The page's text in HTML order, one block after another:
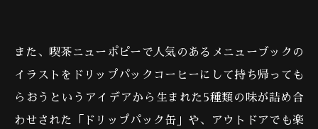
また、喫茶ニューポピーで人気のあるメニューブックの
イラストをドリップパックコーヒーにして持ち帰っても
らおうというアイデアから生まれた5種類の味が詰め合
わせされた「ドリップパック缶」や、アウトドアでも楽